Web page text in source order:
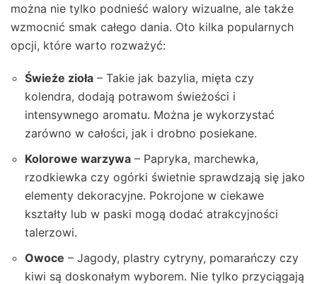
można nie tylko podnieść walory wizualne, ale także
wzmocnić smak całego dania. Oto kilka popularnych
opcji, które warto rozważyć:
Świeże zioła – Takie jak bazylia, mięta czy
kolendra, dodają potrawom świeżości i
intensywnego aromatu. Można je wykorzystać
zarówno w całości, jak i drobno posiekane.
Kolorowe warzywa – Papryka, marchewka,
rzodkiewka czy ogórki świetnie sprawdzają się jako
elementy dekoracyjne. Pokrojone w ciekawe
kształty lub w paski mogą dodać atrakcyjności
talerzowi.
Owoce – Jagody, plastry cytryny, pomarańczy czy
kiwi są doskonałym wyborem. Nie tylko przyciągają